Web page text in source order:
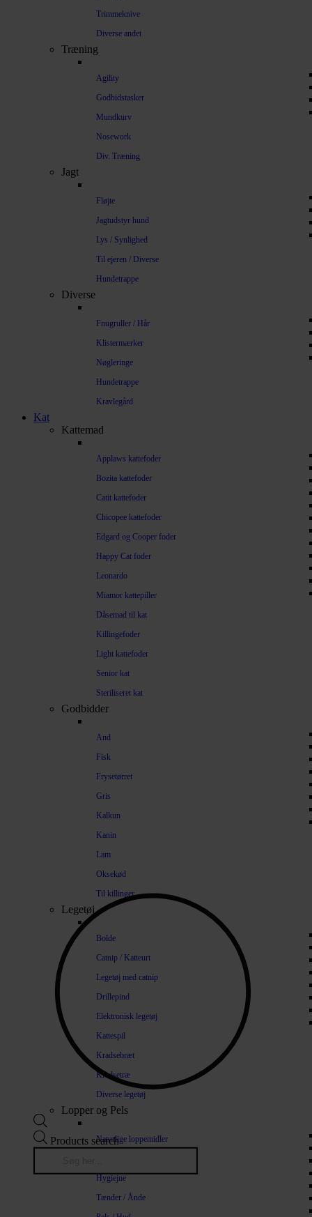
Trimmeknive
Diverse andet
Træning
Agility
Godbidstasker
Mundkurv
Nosework
Div. Træning
Jagt
Fløjte
Jagtudstyr hund
Lys / Synlighed
Til ejeren / Diverse
Hundetrappe
Diverse
Fnugruller / Hår
Klistermærker
Nøgleringe
Hundetrappe
Kravlegård
Kat
Kattemad
Applaws kattefoder
Bozita kattefoder
Catit kattefoder
Chicopee kattefoder
Edgard og Cooper foder
Happy Cat foder
Leonardo
Miamor kattepiller
Dåsemad til kat
Killingefoder
Light kattefoder
Senior kat
Steriliseret kat
Godbidder
And
Fisk
Frysetørret
Gris
Kalkun
Kanin
Lam
Oksekød
Til killinger
Legetøj
Bolde
Catnip / Katteurt
Legetøj med catnip
Drillepind
Elektronisk legetøj
Kattespil
Kradsebræt
Kradsetræ
Diverse legetøj
Lopper og Pels
Naturlige loppemidler
Hygiejne
Tænder / Ånde
Products search